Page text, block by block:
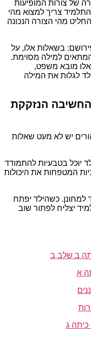
של צורות המופיעות
התלמיד צריך למצוא מהי
מהי הצורה הנכונה
בשאלות אלו, על
למילה מסוימת.
מובא משפט,
לגלות את המילה
הנזקקת
יש לא מעט שאלות
יוכל בטבעיות להתמודד
המטפחות את היכולות
למחונן. כשהילד יפתח
יצליח לפתור שוב
ב שלב ב
א
ג